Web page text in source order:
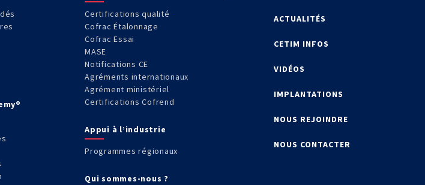
Certifications qualité
Cofrac Étalonnage
Cofrac Essai
MASE
Notifications CE
Agréments internationaux
Agrément ministériel
Certifications Cofrend
Appui à l’industrie
Programmes régionaux
Qui sommes-nous ?
ACTUALITÉS
CETIM INFOS
VIDÉOS
IMPLANTATIONS
NOUS REJOINDRE
NOUS CONTACTER